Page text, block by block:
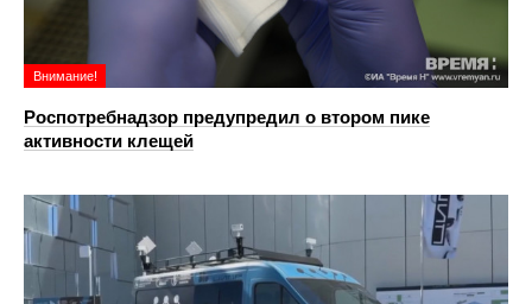
Внимание!
Роспотребнадзор предупредил о втором пике
активности клещей